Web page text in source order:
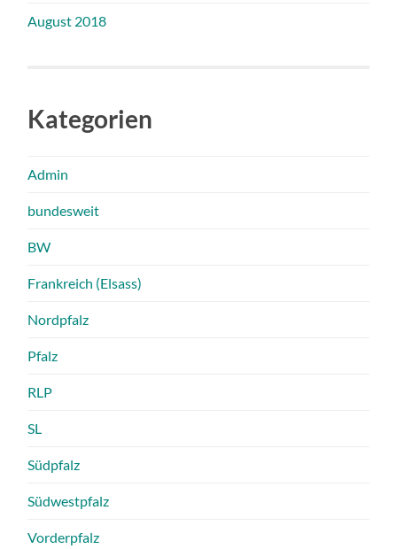
August 2018
Kategorien
Admin
bundesweit
BW
Frankreich (Elsass)
Nordpfalz
Pfalz
RLP
SL
Südpfalz
Südwestpfalz
Vorderpfalz